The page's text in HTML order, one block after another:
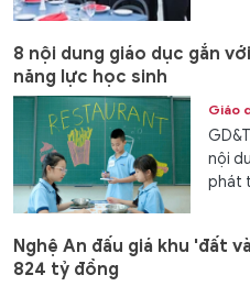
8 nội dung giáo dục gắn
năng lực học sinh
Giáo
nội
phát
Nghệ An đấu giá khu 'đất
824 tỷ đồng